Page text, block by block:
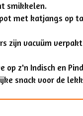
smikkelen.
met katjangs op
zijn vacuüm
op z'n Indisch en
snack voor de